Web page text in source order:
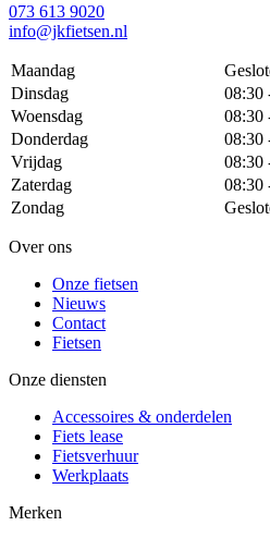
073 613 9020
info@jkfietsen.nl
Maandag
Dinsdag
08:30
Woensdag
08:30
Donderdag
08:30
Vrijdag
08:30
Zaterdag
08:30
Zondag
Over ons
Onze fietsen
Nieuws
Contact
Fietsen
Onze diensten
Accessoires & onderdelen
Fiets lease
Fietsverhuur
Werkplaats
Merken